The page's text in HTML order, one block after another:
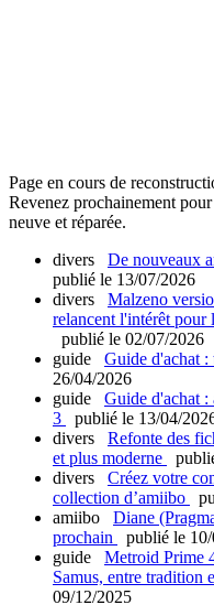
Page en cours de
Revenez prochainement
neuve et réparée.
divers
De nouveaux
publié le 13/07/2026
divers
Malzeno
relancent l'intérêt pour
publié le 02/07/2026
guide
Guide d'achat
26/04/2026
guide
Guide d'achat
3
publié le 13/04/
divers
Refonte des
et plus moderne
divers
Créez votre
collection d’amiibo
amiibo
Diane
prochain
publié le
guide
Metroid Prime
Samus, entre tradition
09/12/2025